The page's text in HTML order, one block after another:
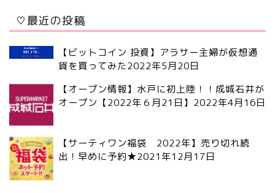
♡最近の投稿
【ビットコイン 投資】アラサー主婦が仮想通
貨を買ってみた2022年5月20日
【オープン情報】水戸に初上陸！！成城石井が
オープン【2022年６月21日】 2022年4月16日
【サーティワン福袋 2022年】売り切れ続
出！早めに予約★2021年12月17日